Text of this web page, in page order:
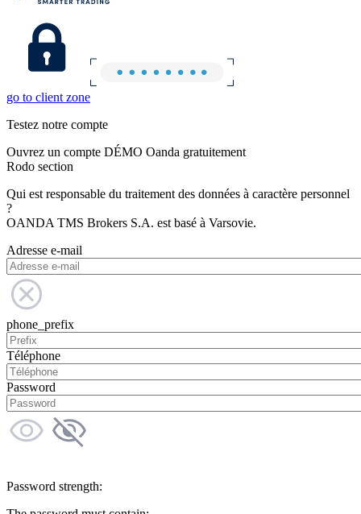
go to client zone
Testez notre compte
Ouvrez un compte DÉMO Oanda gratuitement
Rodo section
Qui est responsable du traitement des données à caractère personnel
?
OANDA TMS Brokers S.A. est basé à Varsovie.
Adresse e-mail
phone_prefix
Téléphone
Password
Password strength: